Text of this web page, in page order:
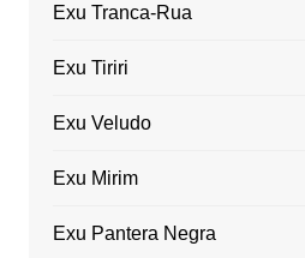
Exu Tranca-Rua
Exu Tiriri
Exu Veludo
Exu Mirim
Exu Pantera Negra